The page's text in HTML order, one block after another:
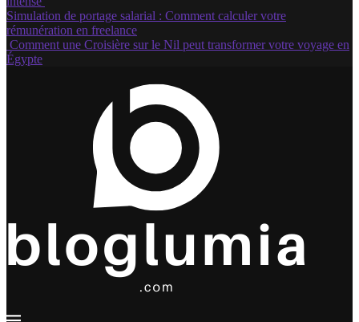
Simulation de portage salarial : Comment calculer votre
rémunération en freelance
Comment une Croisière sur le Nil peut transformer votre voyage en
Égypte